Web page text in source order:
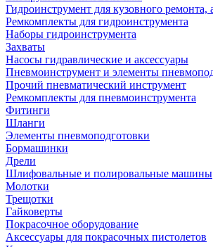
Гидроинструмент для кузовного ремонта,
Ремкомплекты для гидроинструмента
Наборы гидроинструмента
Захваты
Насосы гидравлические и аксессуары
Пневмоинструмент и элементы
Прочий пневматический инструмент
Ремкомплекты для пневмоинструмента
Фитинги
Шланги
Элементы пневмоподготовки
Бормашинки
Дрели
Шлифовальные и полировальные машины
Молотки
Трещотки
Гайковерты
Покрасочное оборудование
Аксессуары для покрасочных пистолетов